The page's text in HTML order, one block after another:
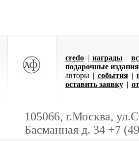
credo | награды |
подарочные издания
авторы | события |
оставить заявку |
105066, г.Москва,
Басманная д. 34 +7